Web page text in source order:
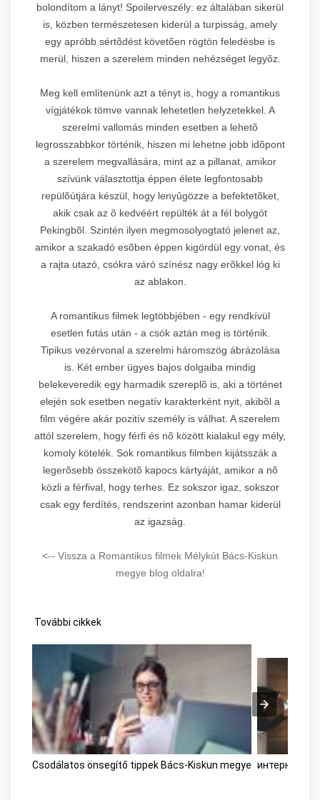
bolondítom a lányt! Spoilerveszély: ez általában sikerül
is, közben természetesen kiderül a turpisság, amely
egy apróbb sértõdést követõen rögtön feledésbe is
merül, hiszen a szerelem minden nehézséget legyõz.
Meg kell említenünk azt a tényt is, hogy a romantikus
vígjátékok tömve vannak lehetetlen helyzetekkel. A
szerelmi vallomás minden esetben a lehetõ
legrosszabbkor történik, hiszen mi lehetne jobb idõpont
a szerelem megvallására, mint az a pillanat, amikor
szívünk választottja éppen élete legfontosabb
repülõútjára készül, hogy lenyûgözze a befektetõket,
akik csak az õ kedvéért repülték át a fél bolygót
Pekingbõl. Szintén ilyen megmosolyogtató jelenet az,
amikor a szakadó esõben éppen kigördül egy vonat, és
a rajta utazó, csókra váró színész nagy erõkkel lóg ki
az ablakon.
A romantikus filmek legtöbbjében - egy rendkívül
esetlen futás után - a csók aztán meg is történik.
Tipikus vezérvonal a szerelmi háromszög ábrázolása
is. Két ember ügyes bajos dolgaiba mindig
belekeveredik egy harmadik szereplõ is, aki a történet
elején sok esetben negatív karakterként nyit, akibõl a
film végére akár pozitív személy is válhat. A szerelem
attól szerelem, hogy férfi és nõ között kialakul egy mély,
komoly kötelék. Sok romantikus filmben kijátsszák a
legerõsebb összekötõ kapocs kártyáját, amikor a nõ
közli a férfival, hogy terhes. Ez sokszor igaz, sokszor
csak egy ferdítés, rendszerint azonban hamar kiderül
az igazság.
<-- Vissza a Romantikus filmek Mélykút Bács-Kiskun
megye blog oldalra!
További cikkek
Csodálatos önsegítő tippek Bács-Kiskun megye интернет-